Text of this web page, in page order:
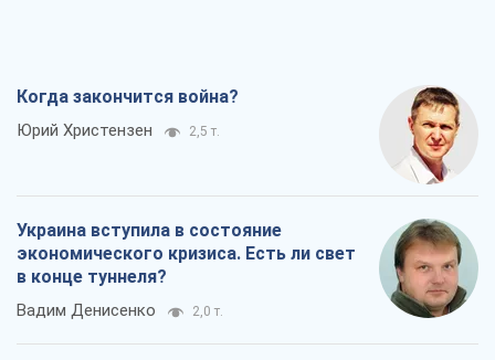
Когда закончится война?
Юрий Христензен 2,5 т.
Украина вступила в состояние
экономического кризиса. Есть ли свет
в конце туннеля?
Вадим Денисенко 2,0 т.